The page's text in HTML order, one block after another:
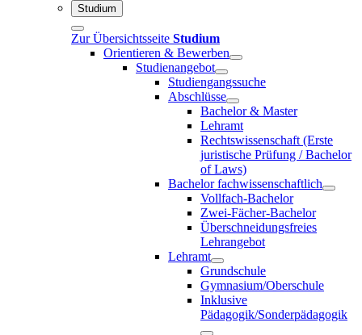
Studium
Zur Übersichtsseite Studium
Orientieren & Bewerben
Studienangebot
Studiengangssuche
Abschlüsse
Bachelor & Master
Lehramt
Rechtswissenschaft (Erste
juristische Prüfung / Bachelor
of Laws)
Bachelor fachwissenschaftlich
Vollfach-Bachelor
Zwei-Fächer-Bachelor
Überschneidungsfreies
Lehrangebot
Lehramt
Grundschule
Gymnasium/Oberschule
Inklusive
Pädagogik/Sonderpädagogik